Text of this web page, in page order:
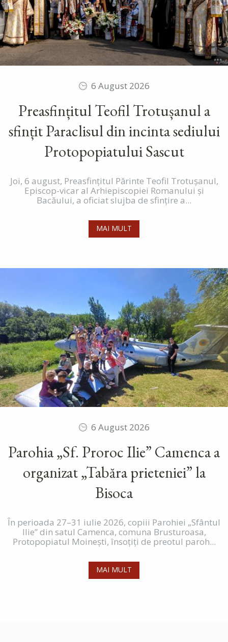
6 August 2026
Preasfințitul Teofil Trotușanul a
sfințit Paraclisul din incinta sediului
Protopopiatului Sascut
Joi, 6 august, Preasfințitul Părinte Teofil Trotușanul,
Episcop-vicar al Arhiepiscopiei Romanului și
Bacăului, a oficiat slujba de sfințire a...
MAI MULT
6 August 2026
Parohia „Sf. Proroc Ilie” Camenca a
organizat „Tabăra prieteniei” la
Bisoca
În perioada 27–31 iulie 2026, copiii Parohiei „Sfântul
Ilie” din satul Camenca, comuna Brusturoasa,
Protopopiatul Moinești, însoțiți de preotul paroh...
MAI MULT